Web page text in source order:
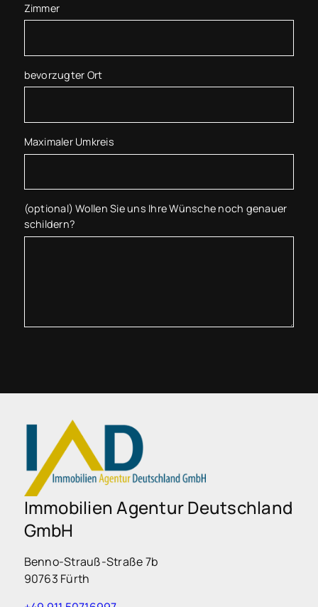
Zimmer
bevorzugter Ort
Maximaler Umkreis
(optional) Wollen Sie uns Ihre Wünsche noch genauer
schildern?
Immobilien Agentur Deutschland
GmbH
Benno-Strauß-Straße 7b
90763 Fürth